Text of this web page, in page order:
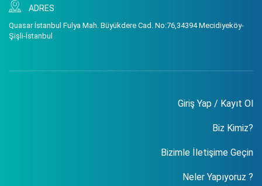
ADRES
Quasar İstanbul Fulya Mah. Büyükdere Cad. No:76,34394 Mecidiyeköy-
Şişli-İstanbul
Giriş Yap / Kayıt Ol
Biz Kimiz?
Bizimle İletişime Geçin
Neler Yapıyoruz ?